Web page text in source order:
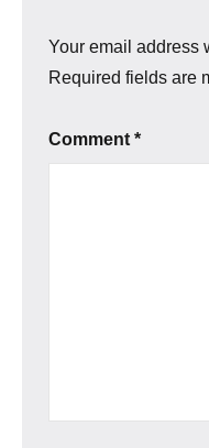
Your email address
Required fields are
Comment *